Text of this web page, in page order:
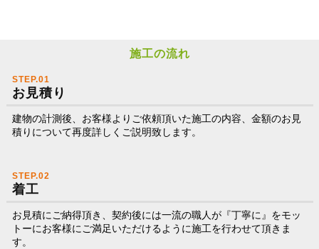
施工の流れ
STEP.01
お見積り
建物の計測後、お客様よりご依頼頂いた施工の内容、金額のお見
積りについて再度詳しくご説明致します。
STEP.02
着工
お見積にご納得頂き、契約後には一流の職人が『丁寧に』をモッ
トーにお客様にご満足いただけるように施工を行わせて頂きま
す。